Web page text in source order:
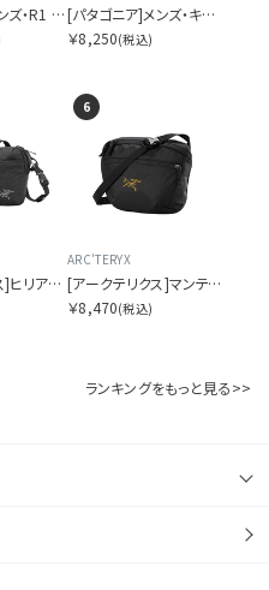
[パタゴニア]メンズ・R1 エア・ジャケット
[パタゴニア]メンズ・キャプリーン・クール・デイリー・シャツ（フィッツロイ・フットヒルズ）
￥8,250(税込)
[アークテリクス]ヒリアド クロスボディ
6
ARC'TERYX
[アークテリクス]マンティス 2 ウエストパック
￥8,470(税込)
ランキングをもっと見る>>